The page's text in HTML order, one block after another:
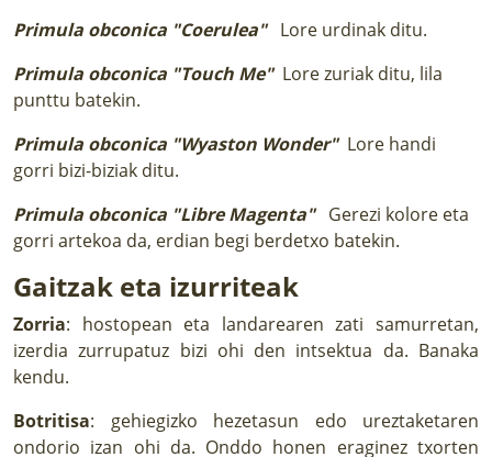
Primula obconica "Coerulea" Lore urdinak ditu.
Primula obconica "Touch Me"Lore zuriak ditu, lila
punttu batekin.
Primula obconica "Wyaston Wonder"Lore handi
gorri bizi-biziak ditu.
Primula obconica "Libre Magenta"Gerezi kolore eta
gorri artekoa da, erdian begi berdetxo batekin.
Gaitzak eta izurriteak
Zorria: hostopean eta landarearen zati samurretan,
izerdia zurrupatuz bizi ohi den intsektua da. Banaka
kendu.
Botritisa: gehiegizko hezetasun edo ureztaketaren
ondorio izan ohi da. Onddo honen eraginez txorten